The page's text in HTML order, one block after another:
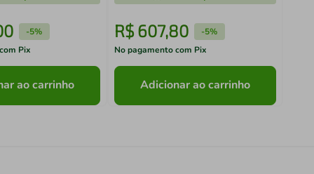
-5%
Pix
ao carrinho
R$ 607,80 -5%
No pagamento com Pix
Adicionar ao carrinho